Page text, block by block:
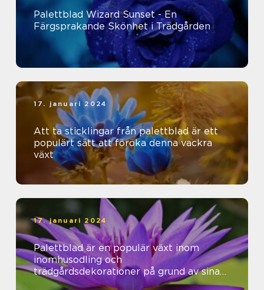
Palettblad Wizard Sunset - En
Färgsprakande Skönhet i Trädgården
17. januari 2024
Att ta sticklingar från palettblad är ett
populärt sätt att föröka denna vackra
växt
17. januari 2024
Palettblad är en populär växt inom
inomhusodling och
trädgårdsdekorationer på grund av sina
vackra färger och mönster